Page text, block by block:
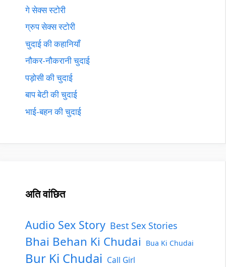
गे सेक्स स्टोरी
ग्रुप सेक्स स्टोरी
चुदाई की कहानियाँ
नौकर-नौकरानी चुदाई
पड़ोसी की चुदाई
बाप बेटी की चुदाई
भाई-बहन की चुदाई
अति वांछित
Audio Sex Story Best Sex Stories
Bhai Behan Ki Chudai Bua Ki Chudai
Bur Ki Chudai Call Girl